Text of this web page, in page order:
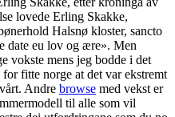
lovede Erling Skakke,
Halsnø kloster, sancto
date eu lov og ære». Men
vokste mens jeg bodde i det
fitte norge at det var ekstremt
Andre browse med vekst er
til alle som vil